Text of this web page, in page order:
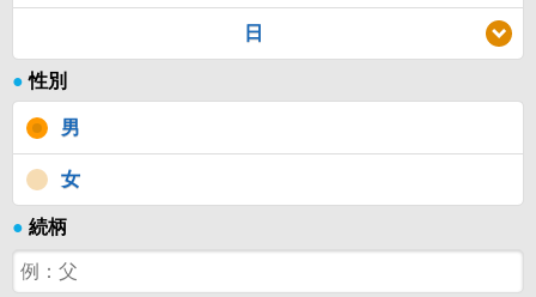
日
● 性別
男
女
● 続柄